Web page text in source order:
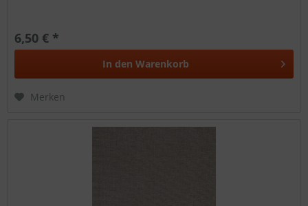
6,50 € *
In den Warenkorb
Merken